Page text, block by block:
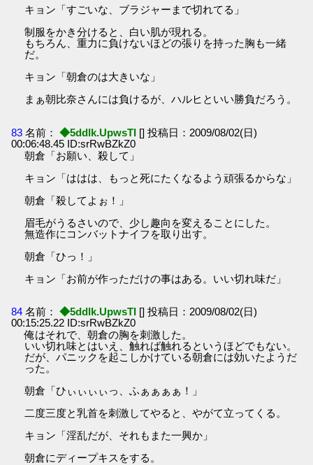
キョン「すごいな、ブラジャーまで切れてる」
制服をかき分けると、白い肌が現れる。
もちろん、重力に負けないほどの張りを持った胸も一緒
だ。
キョン「朝倉のは大きいな」
まぁ朝比奈さんには負けるが、ハルヒといい勝負だろう。
83 名前： ◆5ddIk.UpwsTI [] 投稿日：2009/08/02(日)
00:06:48.45 ID:srRwBZkZ0
朝倉「お願い、殺して」
キョン「ははは、もっと死にたくなるよう頑張るからな」
朝倉「殺してよぉ！」
眉毛がうるさいので、少し趣向を変えることにした。
無造作にコンバットナイフを取り出す。
朝倉「ひっ！」
キョン「お前が作っただけの事はある。いい切れ味だ」
84 名前： ◆5ddIk.UpwsTI [] 投稿日：2009/08/02(日)
00:15:25.22 ID:srRwBZkZ0
俺はそれで、朝倉の胸を刺激した。
いい切れ味とはいえ、触れば触れるというほどでもない。
だが、パニックを起こしかけている朝倉には効いたようだ
った。
朝倉「ひぃぃぃぃっ、ふぁぁぁぁ！」
二度三度と乳首を刺激してやると、やがて立ってくる。
キョン「淫乱だが、それもまた一興か」
朝倉にディープキスをする。